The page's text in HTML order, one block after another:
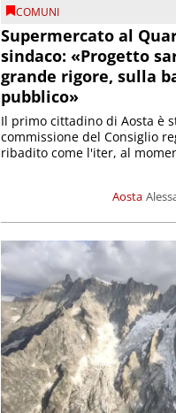
COMUNI
Supermercato al
sindaco: «Progetto
grande rigore, sulla
pubblico»
Aosta
Il primo cittadino di Aosta è
commissione del Consiglio
ribadito come l'iter, al